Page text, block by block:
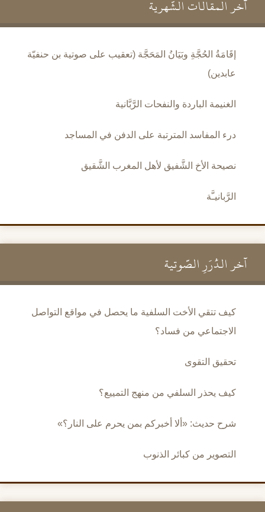
آخر المقالات الشَّهرية
إقَامَةُ الحُجَّةِ وبَيَانُ المَحَجَّة (تعقيب على صوتية بن حنفيّة
عابدين)
الغنيمة الباردة والنفحات الرَّبَّانية
درء المفاسد المترتبة على الدفن في المساجد
نصيحة الأخ الشَّفيق لأهل المغرب الشَّقيق
الرَّبانيـَّة
آخر الدُّرَرِ الصَّوتية
كيف تتقي الأخت السلفية ما يحصل في مواقع التواصل
الاجتماعي من فساد؟
تحقيق التقوى
كيف يحذر السلفي من منهج التمييع؟
شرح حديث: «ألا أخبركم بمن يحرم على النار؟»
التصوير من كبائر الذنوب